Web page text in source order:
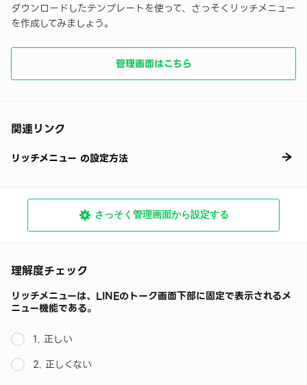
ダウンロードしたテンプレートを使って、さっそくリッチメニュー
を作成してみましょう。
管理画面はこちら
関連リンク
リッチメニュー の設定方法
さっそく管理画面から設定する
理解度チェック
リッチメニューは、LINEのトーク画面下部に固定で表示されるメ
ニュー機能である。
1. 正しい
2. 正しくない